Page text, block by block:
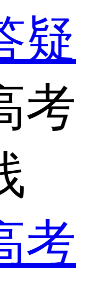
疑
考
考